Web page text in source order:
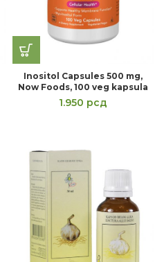
Inositol Capsules 500 mg,
Now Foods, 100 veg kapsula
1.950 рсд